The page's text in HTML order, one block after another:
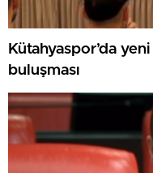
Kütahyaspor’da
buluşması